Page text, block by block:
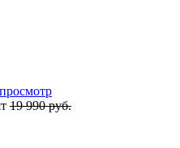
19 990 руб.